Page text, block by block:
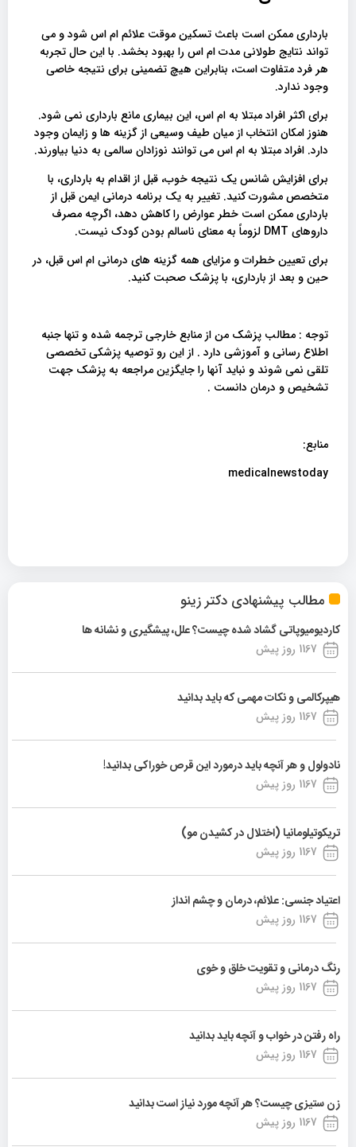
مطالب پیشنهادی دکتر زینو
کاردیومیوپاتی گشاد شده چیست؟ علل، پیشگیری و نشانه ها
1167 روز پیش
هیپرکالمی و نکات مهمی که باید بدانید
1167 روز پیش
نادولول و هر آنچه باید درمورد این قرص خوراکی بدانید!
1167 روز پیش
تریکوتیلومانیا (اختلال در کشیدن مو)
1167 روز پیش
اعتیاد جنسی: علائم، درمان و چشم انداز
1167 روز پیش
رنگ درمانی و تقویت خلق و خوی
1167 روز پیش
راه رفتن در خواب و آنچه باید بدانید
1167 روز پیش
زن ستیزی چیست؟ هر آنچه مورد نیاز است بدانید
1167 روز پیش
بارداری ممکن است باعث تسکین موقت علائم ام اس شود و می
تواند نتایج طولانی مدت ام اس را بهبود بخشد. با این حال تجربه
هر فرد متفاوت است، بنابراین هیچ تضمینی برای نتیجه خاصی
وجود ندارد.
برای اکثر افراد مبتلا به ام اس، این بیماری مانع بارداری نمی شود.
هنوز امکان انتخاب از میان طیف وسیعی از گزینه ها و زایمان وجود
دارد. افراد مبتلا به ام اس می توانند نوزادان سالمی به دنیا بیاورند.
برای افزایش شانس یک نتیجه خوب، قبل از اقدام به بارداری، با
متخصص مشورت کنید. تغییر به یک برنامه درمانی ایمن قبل از
بارداری ممکن است خطر عوارض را کاهش دهد، اگرچه مصرف
داروهای DMT لزوماً به معنای ناسالم بودن کودک نیست.
برای تعیین خطرات و مزایای همه گزینه های درمانی ام اس قبل، در
حین و بعد از بارداری، با پزشک صحبت کنید.
توجه : مطالب پزشک من از منابع خارجی ترجمه شده و تنها جنبه
اطلاع رسانی و آموزشی دارد . از این رو توصیه پزشکی تخصصی
تلقی نمی شوند و نباید آنها را جایگزین مراجعه به پزشک جهت
تشخیص و درمان دانست .
منابع:
medicalnewstoday